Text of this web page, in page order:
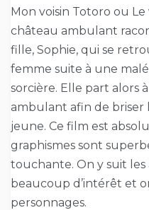
Mon voisin Totoro ou Le
château ambulant
fille, Sophie, qui se
femme suite à une
sorcière. Elle part alors
ambulant afin de briser
jeune. Ce film est
graphismes sont
touchante. On y suit
beaucoup d’intérêt et
personnages.